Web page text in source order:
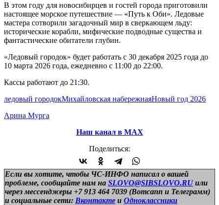
В этом году для новосибирцев и гостей города приготовили
настоящее морское путешествие — «Путь к Оби». Ледовые
мастера сотворили загадочный мир в сверкающем льду:
исторические корабли, мифические подводные существа и
фантастические обитатели глубин.
«Ледовый городок» будет работать с 30 декабря 2025 года до
10 марта 2026 года, ежедневно с 11:00 до 22:00.
Кассы работают до 21:30.
ледовый городокМихайловская набережнаяНовый год 2026
Арина Мурга
Наш канал в МАХ
Поделиться:
Если вы хотите, чтобы ЧС-ИНФО написал о вашей
проблеме, сообщайте нам на SLOVO@SIBSLOVO.RU или
через мессенджеры +7 913 464 7039 (Вотсапп и Телеграмм)
и социальные сети: Вконтакте и Одноклассники